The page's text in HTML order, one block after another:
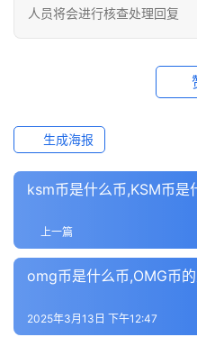
人员将会进行核查处理回复
生成海报
ksm币是什么币,KSM币是
上一篇
omg币是什么币,OMG币
2025年3月13日 下午12:47